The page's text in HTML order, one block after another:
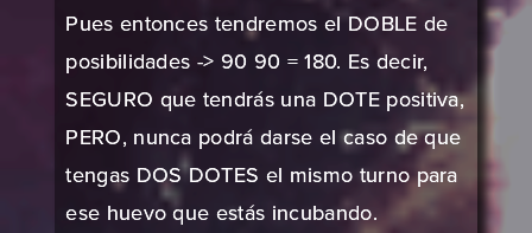
Pues entonces tendremos el DOBLE de
posibilidades -> 90 90 = 180. Es decir,
SEGURO que tendrás una DOTE positiva,
PERO, nunca podrá darse el caso de que
tengas DOS DOTES el mismo turno para
ese huevo que estás incubando.